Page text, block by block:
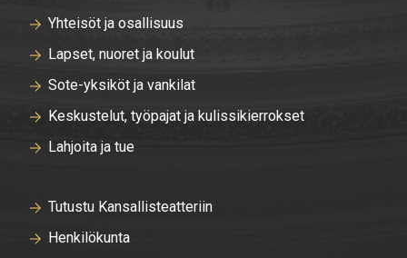
Yhteisöt ja osallisuus
Lapset, nuoret ja koulut
Sote-yksiköt ja vankilat
Keskustelut, työpajat ja kulissikierrokset
Lahjoita ja tue
Tutustu Kansallisteatteriin
Henkilökunta